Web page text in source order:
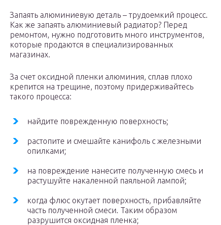
Запаять алюминиевую деталь – трудоемкий процесс.
Как же запаять алюминиевый радиатор? Перед
ремонтом, нужно подготовить много инструментов,
которые продаются в специализированных
магазинах.
За счет оксидной пленки алюминия, сплав плохо
крепится на трещине, поэтому придерживайтесь
такого процесса:
найдите поврежденную поверхность;
растопите и смешайте канифоль с железными
опилками;
на повреждение нанесите полученную смесь и
растушуйте накаленной паяльной лампой;
когда флюс окутает поверхность, прибавляйте
часть полученной смеси. Таким образом
разрушится оксидная пленка;